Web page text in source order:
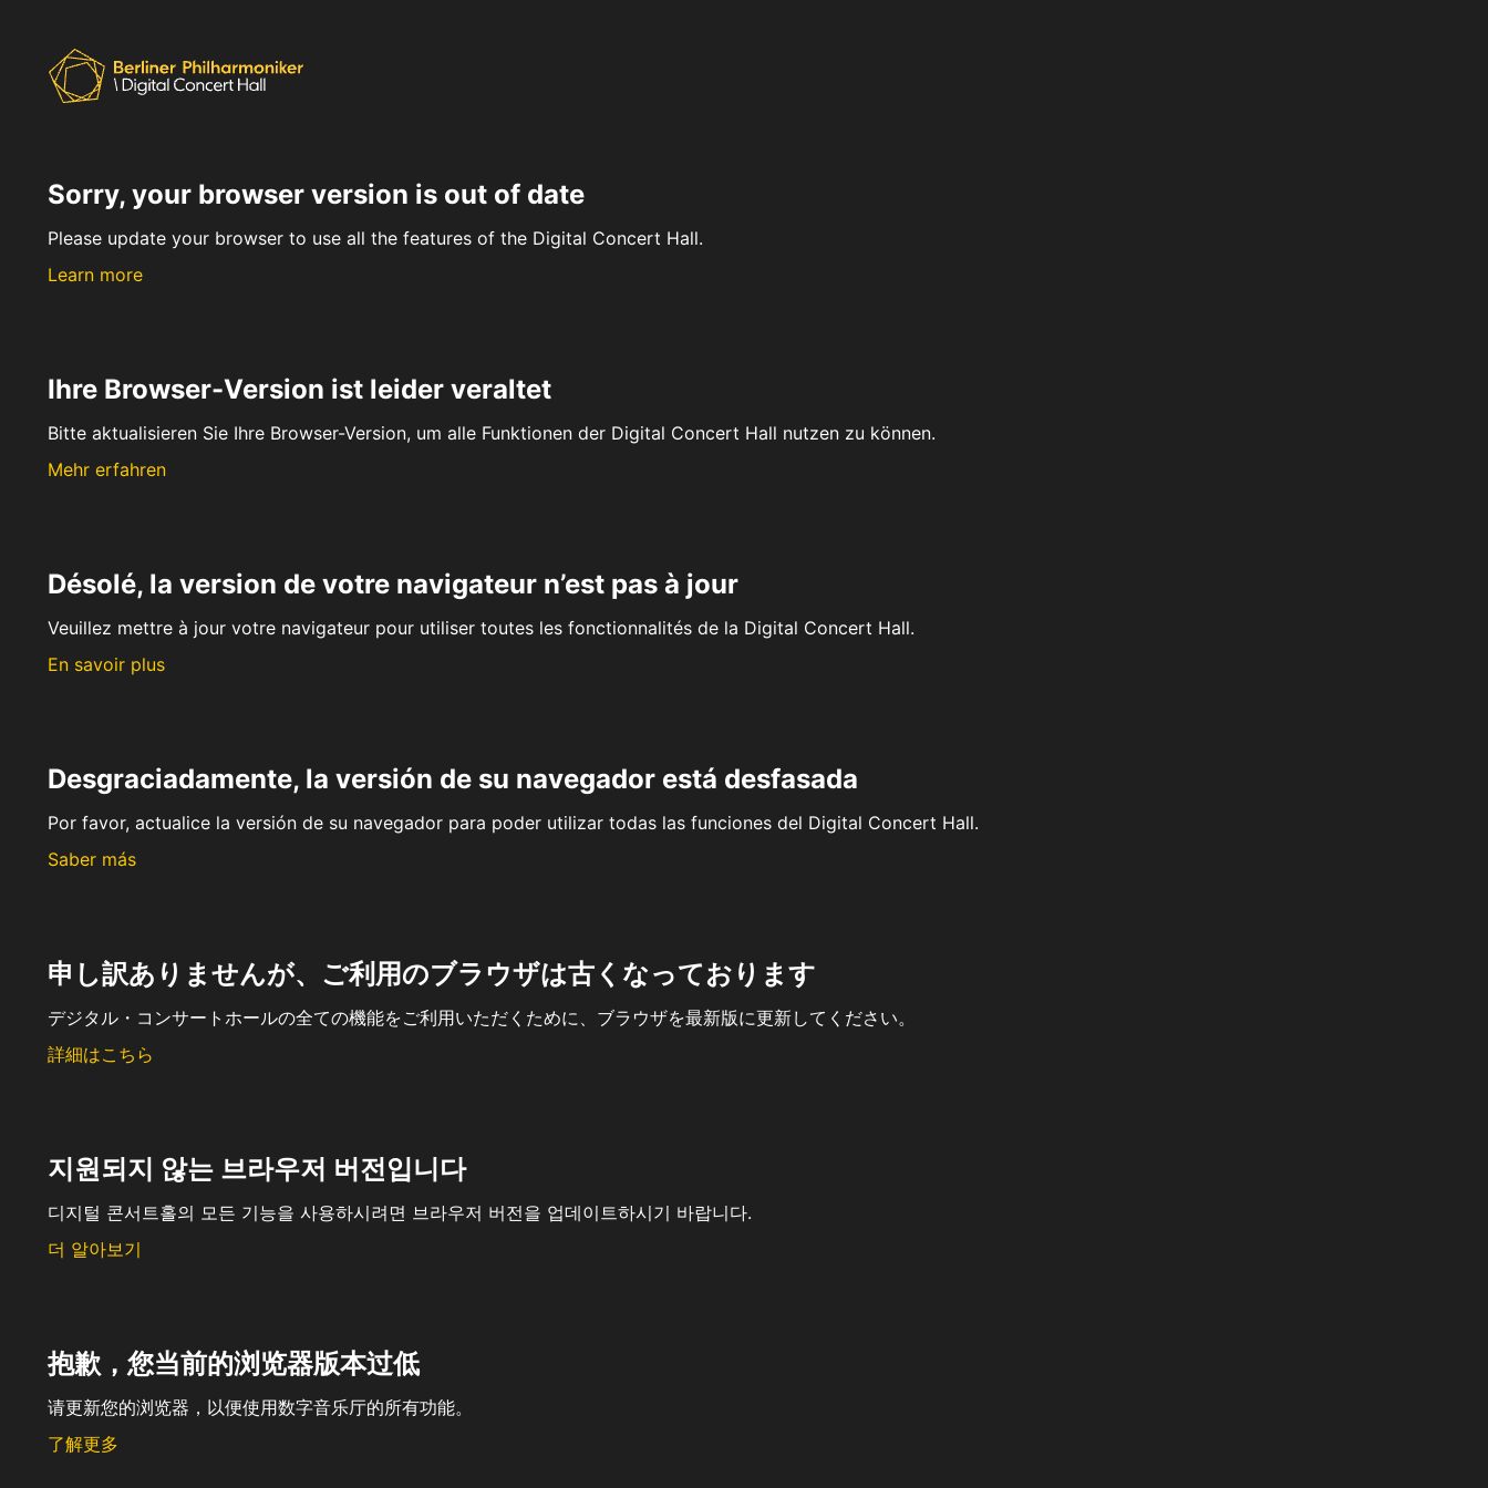
Sorry, your browser version is out of date
Please update your browser to use all the features of the Digital Concert Hall.
Learn more
Ihre Browser-Version ist leider veraltet
Bitte aktualisieren Sie Ihre Browser-Version, um alle Funktionen der Digital Concert Hall nutzen zu können.
Mehr erfahren
Désolé, la version de votre navigateur n’est pas à jour
Veuillez mettre à jour votre navigateur pour utiliser toutes les fonctionnalités de la Digital Concert Hall.
En savoir plus
Desgraciadamente, la versión de su navegador está desfasada
Por favor, actualice la versión de su navegador para poder utilizar todas las funciones del Digital Concert Hall.
Saber más
申し訳ありませんが、ご利用のブラウザは古くなっております
デジタル・コンサートホールの全ての機能をご利用いただくために、ブラウザを最新版に更新してください。
詳細はこちら
지원되지 않는 브라우저 버전입니다
디지털 콘서트홀의 모든 기능을 사용하시려면 브라우저 버전을 업데이트하시기 바랍니다.
더 알아보기
抱歉，您当前的浏览器版本过低
请更新您的浏览器，以便使用数字音乐厅的所有功能。
了解更多